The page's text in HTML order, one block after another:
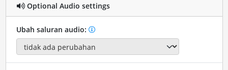
Optional Audio settings
Ubah saluran audio: